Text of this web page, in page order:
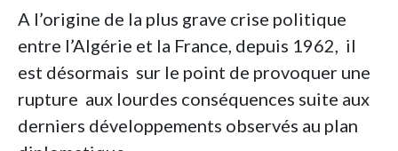
A l’origine de la plus grave crise politique
entre l’Algérie et la France, depuis 1962, il
est désormais sur le point de provoquer une
rupture aux lourdes conséquences suite aux
derniers développements observés au plan